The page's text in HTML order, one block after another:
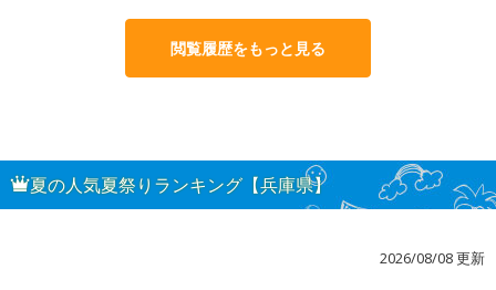
閲覧履歴をもっと見る
夏の人気夏祭りランキング【兵庫県】
2026/08/08 更新